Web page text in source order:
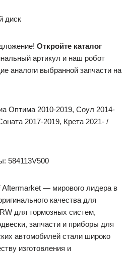
Откройте каталог
артикул и наш робот
аналоги выбранной запчасти на
Оптима 2010-2019, Соул 2014-
2017-2019, Крета 2021- /
584113V500
Aftermarket — мирового лидера в
качества для
для тормозных систем,
запчасти и приборы для
автомобилей стали широко
изготовления и